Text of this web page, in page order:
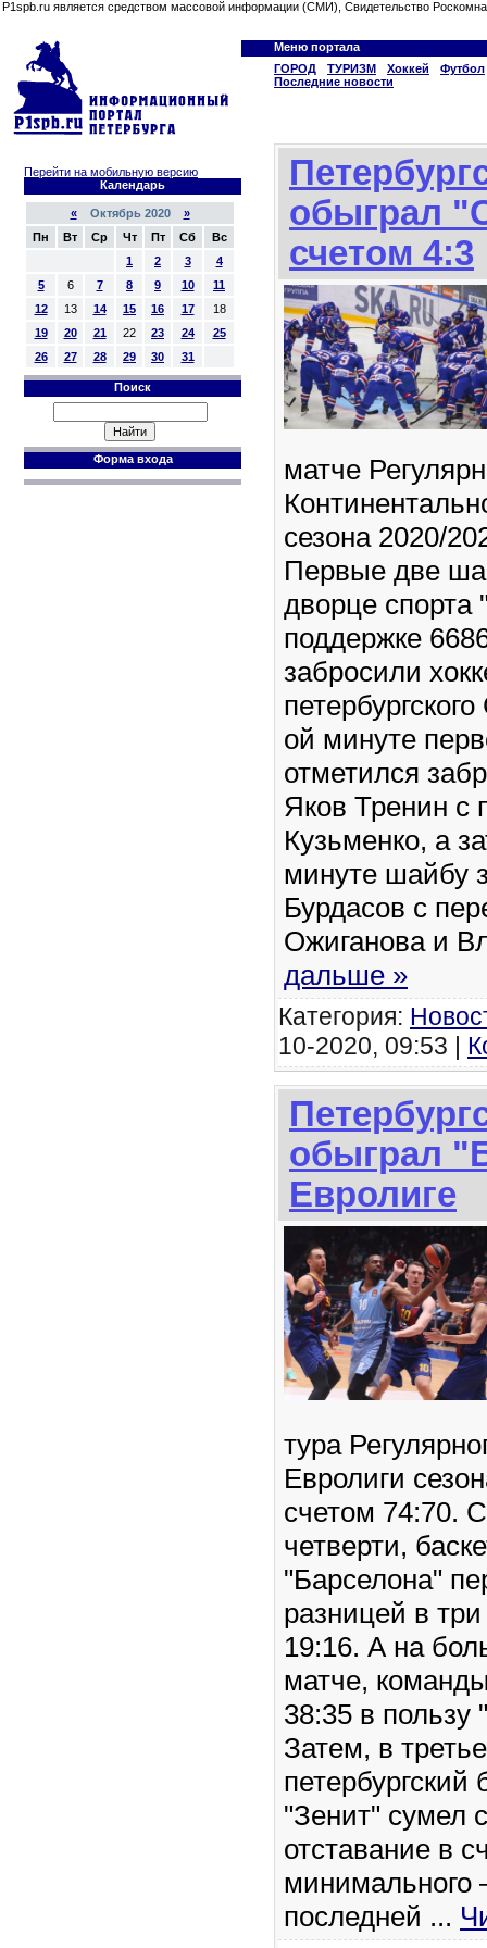
P1spb.ru является средством массовой информации (СМИ), Свидетельство
Меню портала
ГОРОД
ТУРИЗМ Хоккей
Футбол
Последние новости
Перейти на мобильную версию
Календарь
«Октябрь 2020 »
Пн
Вт Ср Чт Пт Сб
Вс
1
2 3
4
5
6 7 8 9 10
11
12
13 14 15 16 17
18
19
20 21 22 23 24
25
26
27 28 29 30 31
Поиск
Форма входа
обыграл
счетом 4:3
матче
сезона 2020/
Первые две
дворце
поддержке
забросили
ой минуте
отметился
Яков Тренин с
Кузьменко, а
минуте шайбу
Бурдасов с
Ожиганова и
дальше »
Категория:
10-2020, 09:53 |
обыграл
Евролиге
тура
Евролиги
счетом 74:70.
четверти,
"Барселона"
разницей в
19:16. А на
матче,
38:35 в пользу
Затем, в
петербургский
"Зенит" сумел
отставание в
последней ...